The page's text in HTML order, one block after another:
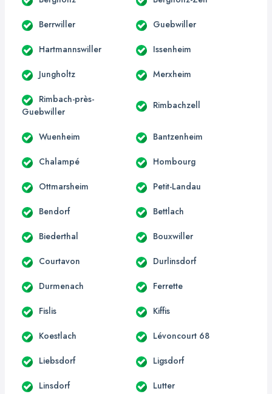
Berrwiller Guebwiller
Hartmannswiller Issenheim
Jungholtz Merxheim
Rimbach-près-
Guebwiller
Rimbachzell
Wuenheim Bantzenheim
Chalampé Hombourg
Ottmarsheim Petit-Landau
Bendorf Bettlach
Biederthal Bouxwiller
Courtavon Durlinsdorf
Durmenach Ferrette
Fislis Kiffis
Koestlach Lévoncourt 68
Liebsdorf Ligsdorf
Linsdorf Lutter